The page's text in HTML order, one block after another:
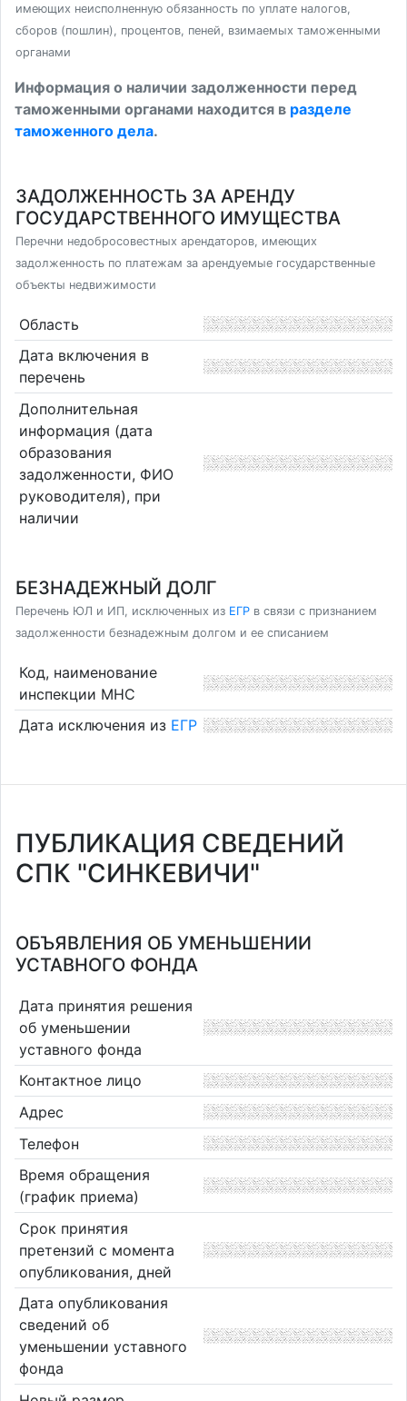
имеющих неисполненную обязанность по уплате налогов,
сборов (пошлин), процентов, пеней, взимаемых таможенными
органами
Информация о наличии задолженности перед
таможенными органами находится в разделе
таможенного дела.
ЗАДОЛЖЕННОСТЬ ЗА АРЕНДУ
ГОСУДАРСТВЕННОГО ИМУЩЕСТВА
Перечни недобросовестных арендаторов, имеющих
задолженность по платежам за арендуемые государственные
объекты недвижимости
Область
Дата включения в
перечень
Дополнительная
информация (дата
образования
задолженности, ФИО
руководителя), при
наличии
БЕЗНАДЕЖНЫЙ ДОЛГ
Перечень ЮЛ и ИП, исключенных из ЕГР в связи с признанием
задолженности безнадежным долгом и ее списанием
Код, наименование
инспекции МНС
Дата исключения из ЕГР
ПУБЛИКАЦИЯ СВЕДЕНИЙ
СПК "СИНКЕВИЧИ"
ОБЪЯВЛЕНИЯ ОБ УМЕНЬШЕНИИ
УСТАВНОГО ФОНДА
Дата принятия решения
об уменьшении
уставного фонда
Контактное лицо
Адрес
Телефон
Время обращения
(график приема)
Срок принятия
претензий с момента
опубликования, дней
Дата опубликования
сведений об
уменьшении уставного
фонда